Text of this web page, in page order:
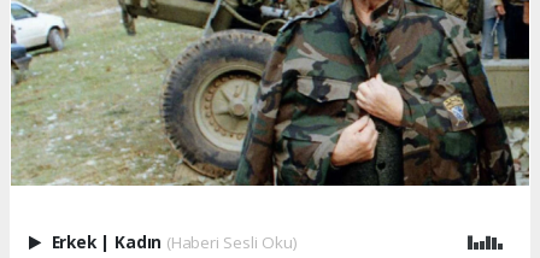
Erkek | Kadın (Haberi Sesli Oku)